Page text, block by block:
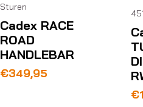
Sturen
Cadex RACE
ROAD
HANDLEBAR
€349,95
€